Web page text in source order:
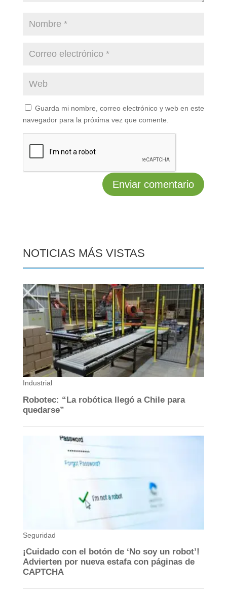
Guarda mi nombre, correo electrónico y web en este
navegador para la próxima vez que comente.
NOTICIAS MÁS VISTAS